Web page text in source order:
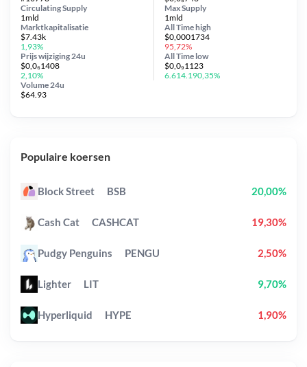
Circulating Supply
1mld
Prijs wijziging 24u
$0,0₆1408
2,10%
Max Supply
1mld
Marktkapitalisatie
$7.43k
1,93%
Volume 24u
$64.93
All Timehigh
$0,0001734
95,72%
All Time low
$0,0₉1123
6.614.190,35%
Populaire koersen
Block Street BSB 20,00%
Cash Cat CASHCAT 19,30%
Pudgy Penguins PENGU 2,50%
Lighter LIT 9,70%
Hyperliquid HYPE 1,90%